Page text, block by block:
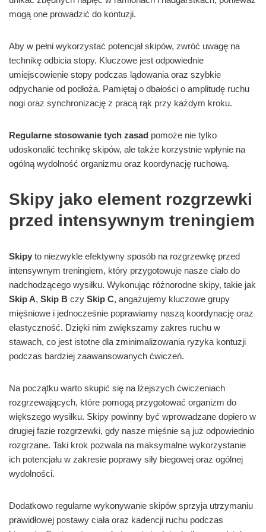
mogą one prowadzić do kontuzji.
Aby w pełni wykorzystać potencjał skipów, zwróć uwagę na
technikę odbicia stopy. Kluczowe jest odpowiednie
umiejscowienie stopy podczas lądowania oraz szybkie
odpychanie od podłoża. Pamiętaj o dbałości o amplitudę ruchu
nogi oraz synchronizację z pracą rąk przy każdym kroku.
Regularne stosowanie tych zasad pomoże nie tylko
udoskonalić technikę skipów, ale także korzystnie wpłynie na
ogólną wydolność organizmu oraz koordynację ruchową.
Skipy jako element rozgrzewki
przed intensywnym treningiem
Skipy to niezwykle efektywny sposób na rozgrzewkę przed
intensywnym treningiem, który przygotowuje nasze ciało do
nadchodzącego wysiłku. Wykonując różnorodne skipy, takie jak
Skip A, Skip B czy Skip C, angażujemy kluczowe grupy
mięśniowe i jednocześnie poprawiamy naszą koordynację oraz
elastyczność. Dzięki nim zwiększamy zakres ruchu w
stawach, co jest istotne dla zminimalizowania ryzyka kontuzji
podczas bardziej zaawansowanych ćwiczeń.
Na początku warto skupić się na lżejszych ćwiczeniach
rozgrzewających, które pomogą przygotować organizm do
większego wysiłku. Skipy powinny być wprowadzane dopiero w
drugiej fazie rozgrzewki, gdy nasze mięśnie są już odpowiednio
rozgrzane. Taki krok pozwala na maksymalne wykorzystanie
ich potencjału w zakresie poprawy siły biegowej oraz ogólnej
wydolności.
Dodatkowo regularne wykonywanie skipów sprzyja utrzymaniu
prawidłowej postawy ciała oraz kadencji ruchu podczas